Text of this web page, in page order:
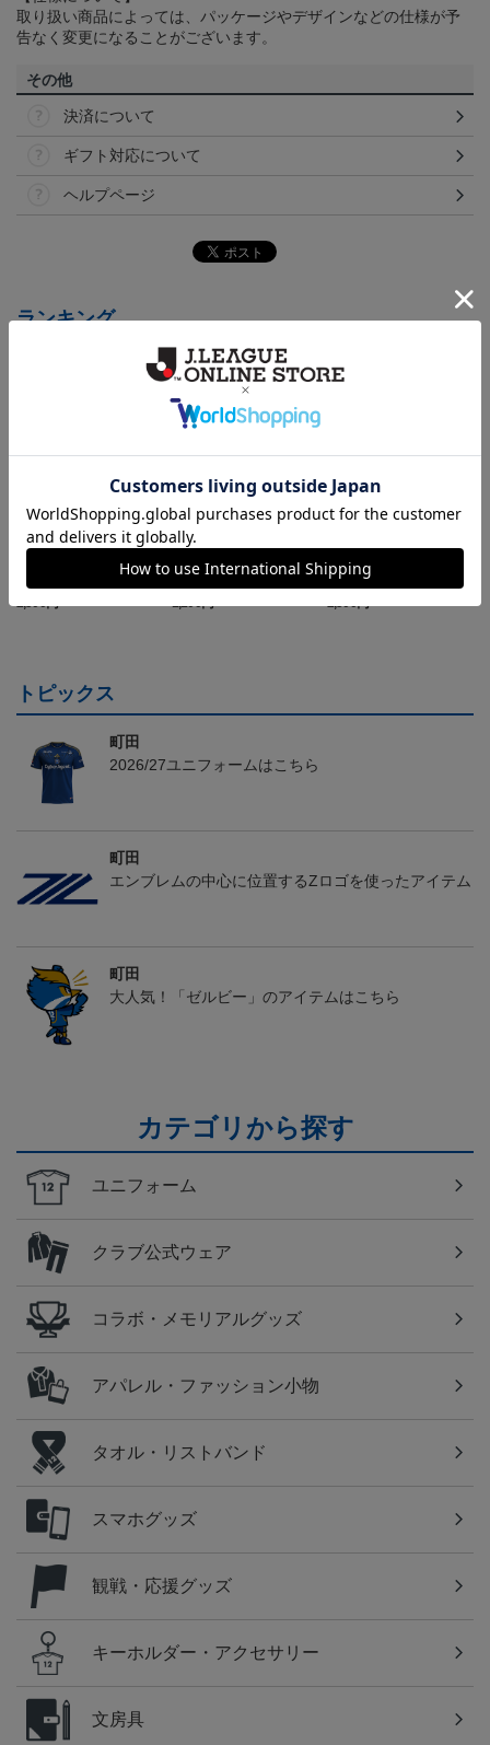
取り扱い商品によっては、パッケージやデザインなどの仕様が予
告なく変更になることがございます。
その他
決済について
ギフト対応について
ヘルプページ
ランキング
2,500円
NEW
1,100円
FC町田ゼルビア ピカチ
2,500円
トピックス
町田
2026/27ユニフォームはこちら
町田
エンブレムの中心に位置するZロゴを使ったアイテム
町田
大人気！「ゼルビー」のアイテムはこちら
カテゴリから探す
ユニフォーム
クラブ公式ウェア
コラボ・メモリアルグッズ
アパレル・ファッション小物
タオル・リストバンド
スマホグッズ
観戦・応援グッズ
キーホルダー・アクセサリー
文房具